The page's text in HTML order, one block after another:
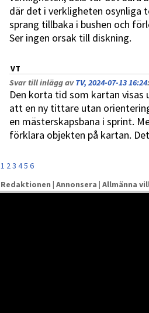
där det i verkligheten osynliga
sprang tillbaka i bushen och
Ser ingen orsak till diskning.
VT
Svar till inlägg avTV, 2024-07-13 16:24:
Den korta tid som kartan
att en ny tittare utan
en mästerskapsbana i sprint.
förklara objekten på kartan.
1 23 45 6
Redaktionen | Annonsera | Allmänna